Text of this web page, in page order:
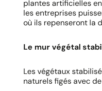
plantes artificielles
les entreprises
où ils repenseront la
Le mur végétal
Les végétaux
naturels figés avec